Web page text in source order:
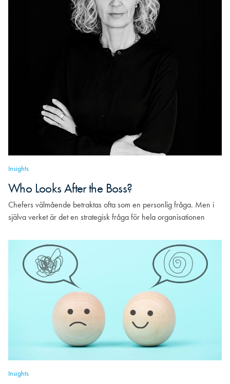
Insights
Who Looks After the Boss?
Chefers välmående betraktas ofta som en personlig fråga. Men i
själva verket är det en strategisk fråga för hela organisationen
Insights